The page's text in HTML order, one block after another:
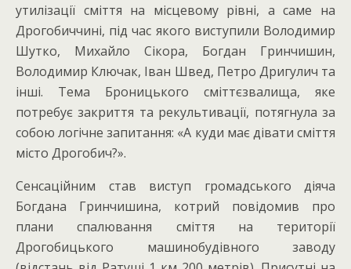
утилізації сміття на місцевому рівні, а саме на
Дрогобиччині, під час якого виступили Володимир
Шутко, Михайло Сікора, Богдан Гринчишин,
Володимир Ключак, Іван Швед, Петро Дригулич та
інші. Тема Броницького сміттєзвалища, яке
потребує закриття та рекультивації, потягнула за
собою логічне запитання: «А куди має дівати сміття
місто Дрогобич?».
Сенсаційним став виступ громадського діяча
Богдана Гринчишина, котрий повідомив про
плани спалювання сміття на території
Дрогобицького машинобудівного заводу